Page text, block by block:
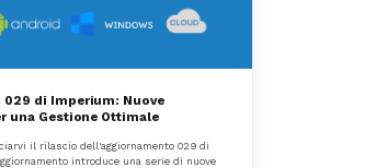
di Imperium: Nuove
una Gestione Ottimale
il rilascio dell'aggiornamento 029 di
introduce una serie di nuove